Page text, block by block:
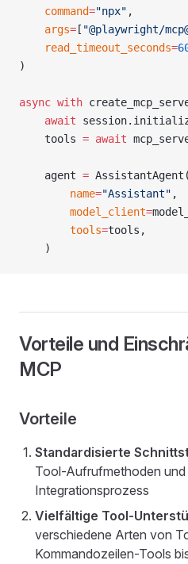
    command
="npx" ,
    args
= [ "@playwright/
    read_timeout_seconds
=
)
async with
    await
    tools
= await
    agent
= AssistantAgent(
        name
="Assistant" ,
        model_client
=
        tools
=tools,
    )
Vorteile und
MCP
Vorteile
Standardisierte
Tool-Aufrufmethoden
Integrationsprozess
Vielfältige Tool-
verschiedene Arten von
Kommandozeilen-Tools